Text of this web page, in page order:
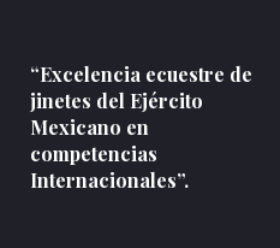
“Excelencia ecuestre de
jinetes del Ejército
Mexicano en
competencias
Internacionales”.